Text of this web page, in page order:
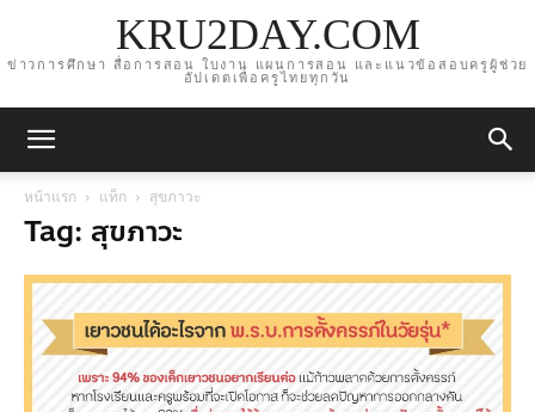
KRU2DAY.COM
ข่าวการศึกษา สื่อการสอน ใบงาน แผนการสอน และแนวข้อสอบครูผู้ช่วย
อัปเดตเพื่อครูไทยทุกวัน
หน้าแรก แท็ก สุขภาวะ
Tag: สุขภาวะ